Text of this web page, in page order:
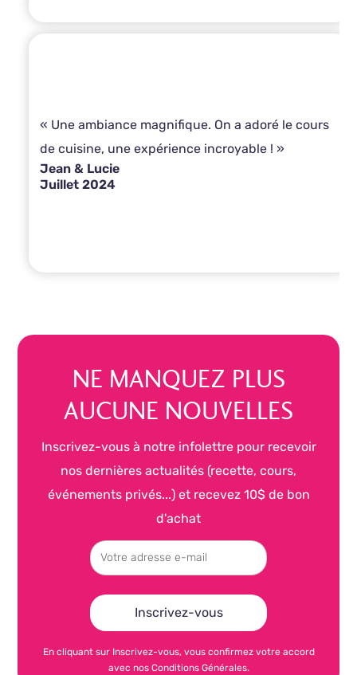
« Une ambiance magnifique. On a adoré le cours
de cuisine, une expérience incroyable ! »
Jean & Lucie
Juillet 2024
NE MANQUEZ PLUS
AUCUNE NOUVELLES
Inscrivez-vous à notre infolettre pour recevoir
nos dernières actualités (recette, cours,
événements privés...) et recevez 10$ de bon
d'achat
En cliquant sur Inscrivez-vous, vous confirmez votre accord
avec nos Conditions Générales.